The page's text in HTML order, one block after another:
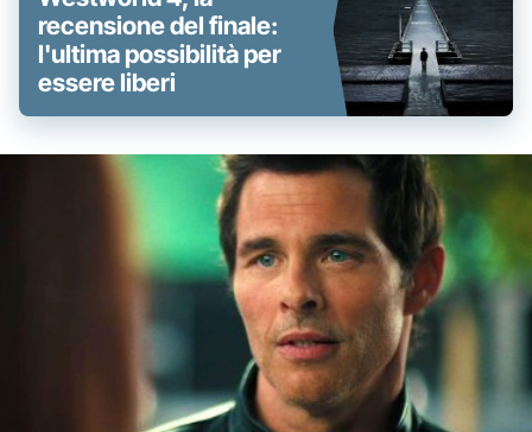
recensione del finale:
l'ultima possibilità per
essere liberi